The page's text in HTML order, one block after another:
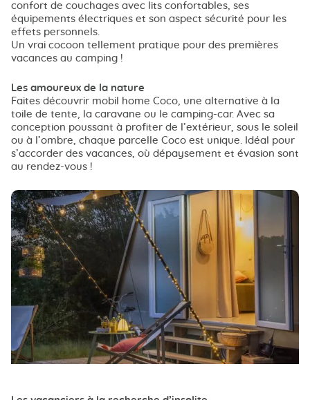
confort de couchages avec lits confortables, ses
équipements électriques et son aspect sécurité pour les
effets personnels.
Un vrai cocoon tellement pratique pour des premières
vacances au camping !
Les amoureux de la nature
Faites découvrir mobil home Coco, une alternative à la
toile de tente, la caravane ou le camping-car. Avec sa
conception poussant à profiter de l’extérieur, sous le soleil
ou à l’ombre, chaque parcelle Coco est unique. Idéal pour
s’accorder des vacances, où dépaysement et évasion sont
au rendez-vous !